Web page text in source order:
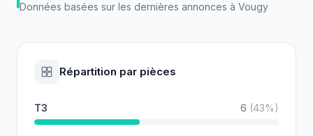
Données basées sur les dernières annonces à Vougy
Répartition par pièces
T3 6 (43%)